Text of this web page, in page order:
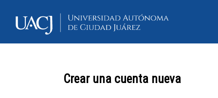
Crear una cuenta nueva